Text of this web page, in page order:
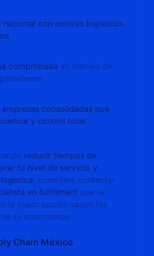
nacional con centros logísticos
comprobada en manejo de
empresas consolidadas que
y control total
reducir tiempos de
tu nivel de servicio y
, considera contactar
en fulfillment que te
la mejor opción según las
tu ecommerce.
Chain México